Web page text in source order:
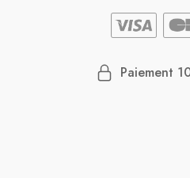
Paiement